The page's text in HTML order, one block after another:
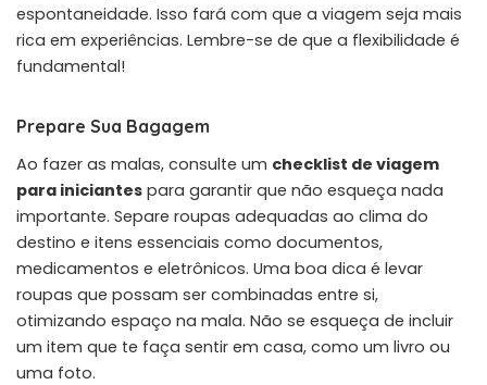
espontaneidade. Isso fará com que a viagem seja mais
rica em experiências. Lembre-se de que a flexibilidade é
fundamental!
Prepare Sua Bagagem
Ao fazer as malas, consulte um checklist de viagem
para iniciantes para garantir que não esqueça nada
importante. Separe roupas adequadas ao clima do
destino e itens essenciais como documentos,
medicamentos e eletrônicos. Uma boa dica é levar
roupas que possam ser combinadas entre si,
otimizando espaço na mala. Não se esqueça de incluir
um item que te faça sentir em casa, como um livro ou
uma foto.